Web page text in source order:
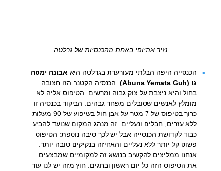
נזיר אתיופי באחת מהכנסיות של גרלטה
הכנסייה היפה הבלתי מעורערת בגרלטה היא אבונה ימטה
גו (Abuna Yemata Guh)
. הכנסיה הקטנה הזו חצובה
בחול והיא ניצבת על צוק גבוה ומרשים. הטיפוס אליה לא
מומלץ לאנשים שסובלים מפחד גבהים. הביקור בכנסיה זו
כרוך בטיפוס של 7 מטר על אבן חול בשיפוע של 90 מעלות
ללא עזרים, חבלים ונעליים. זה מנהג המקום שנועד להביע
כבוד לקדושת הכנסייה אבל יש לכך סיבה נוספת: הטיפוס
פשוט קל יותר ללא נעליים והאחיזה בנקיקים טובה יותר.
אנחנו ממליצים להקשיב בנושא זה למקומיים שמבצעים
את הטיפוס הזה כל יום ראשון ובחגים. חוץ מזה יש לנו עוד